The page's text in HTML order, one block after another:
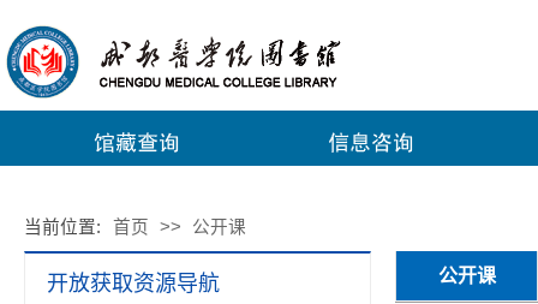
当前位置: 首页 >> 公开课
开放获取资源导航 公开课